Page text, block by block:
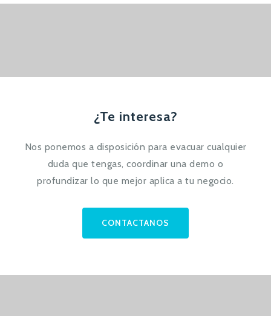
¿Te interesa?
Nos ponemos a disposición para evacuar cualquier
duda que tengas, coordinar una demo o
profundizar lo que mejor aplica a tu negocio.
CONTACTANOS